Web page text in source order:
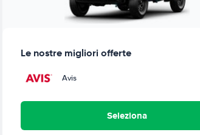
Le nostre migliori offerte
Avis
Seleziona